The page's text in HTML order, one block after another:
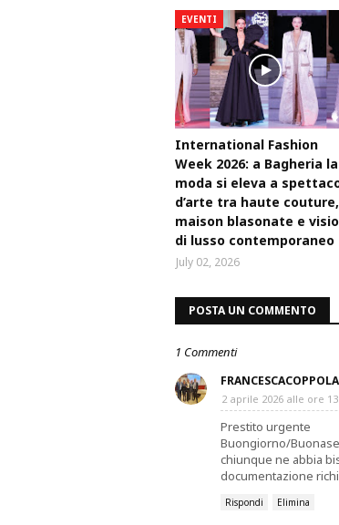
EVENTI
International Fashion
Week 2026: a Bagheria la
moda si eleva a
d’arte tra haute couture,
maison blasonate e
di lusso contemporaneo
July 02, 2026
POSTA UN COMMENTO
1 Commenti
FRANCESCACOPPOLA
2 aprile 2026 alle ore
Prestito urgente
Buongiorno/
chiunque ne abbia
documentazione
Rispondi Elimina